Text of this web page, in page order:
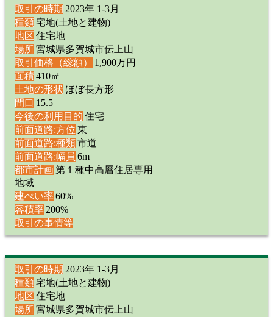
取引の時期 2023年 1-3月
種類 宅地(土地と建物)
地区 住宅地
場所宮城県多賀城市伝上山
取引価格（総額）
1,900万円
面積410㎡
土地の形状 ほぼ長方形
間口 15.5
今後の利用目的 住宅
前面道路:方位 東
前面道路:種類 市道
前面道路:幅員 6m
都市計画 第１種中高層住居専用
地域
建ぺい率60%
容積率200%
取引の事情等
取引の時期 2023年 1-3月
種類 宅地(土地と建物)
地区 住宅地
場所宮城県多賀城市伝上山